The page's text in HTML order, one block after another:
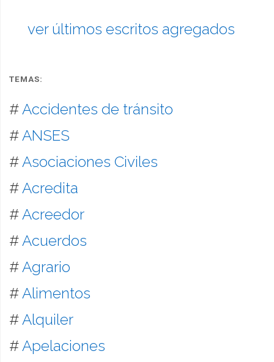
ver últimos escritos agregados
TEMAS:
# Accidentes de tránsito
# ANSES
# Asociaciones Civiles
# Acredita
# Acreedor
# Acuerdos
# Agrario
# Alimentos
# Alquiler
# Apelaciones